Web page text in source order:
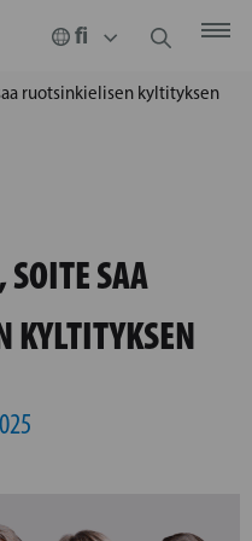
ruotsinkielisen kyltityksen
SAA
KYLTITYKSEN